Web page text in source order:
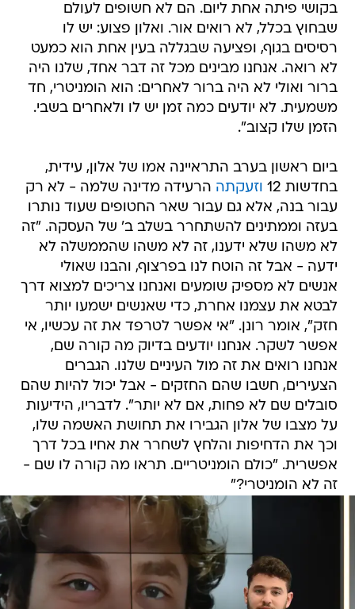
בקושי פיתה אחת ליום. הם לא חשופים לעולם
שבחוץ בכלל, לא רואים אור. ואלון פצוע: יש לו
רסיסים בגוף, ופציעה שבגללה בעין אחת הוא כמעט
לא רואה. אנחנו מבינים מכל זה דבר אחד, שלנו היה
ברור ואולי לא היה ברור לאחרים: הוא הומניטרי, חד
משמעית. לא יודעים כמה זמן יש לו ולאחרים בשבי.
הזמן שלו קצוב".
ביום ראשון בערב התראיינה אמו של אלון, עידית,
בחדשות 12
וזעקתה הרעידה מדינה שלמה - לא רק
עבור בנה, אלא גם עבור שאר החטופים שעוד נותרו
בעזה וממתינים להשתחרר בשלב ב' של העסקה. "זה
לא משהו שלא ידענו, זה לא משהו שהממשלה לא
ידעה - אבל זה הוטח לנו בפרצוף, והבנו שאולי
אנשים לא מספיק שומעים ואנחנו צריכים למצוא דרך
לבטא את עצמנו אחרת, כדי שאנשים ישמעו יותר
חזק", אומר רונן. "אי אפשר לטרפד את זה עכשיו, אי
אפשר לשקר. אנחנו יודעים בדיוק מה קורה שם,
אנחנו רואים את זה מול העיניים שלנו. הגברים
הצעירים, חשבו שהם החזקים - אבל יכול להיות שהם
סובלים שם לא פחות, אם לא יותר". לדבריו, הידיעות
על מצבו של אלון הגבירו את תחושת האשמה שלו,
וכך את הדחיפות והלחץ לשחרר את אחיו בכל דרך
אפשרית. "כולם הומניטריים. תראו מה קורה לו שם -
זה לא הומניטרי?"